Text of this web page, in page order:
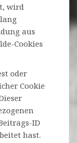
wird
aus
Cookies
oder
Cookie
ID
hast.